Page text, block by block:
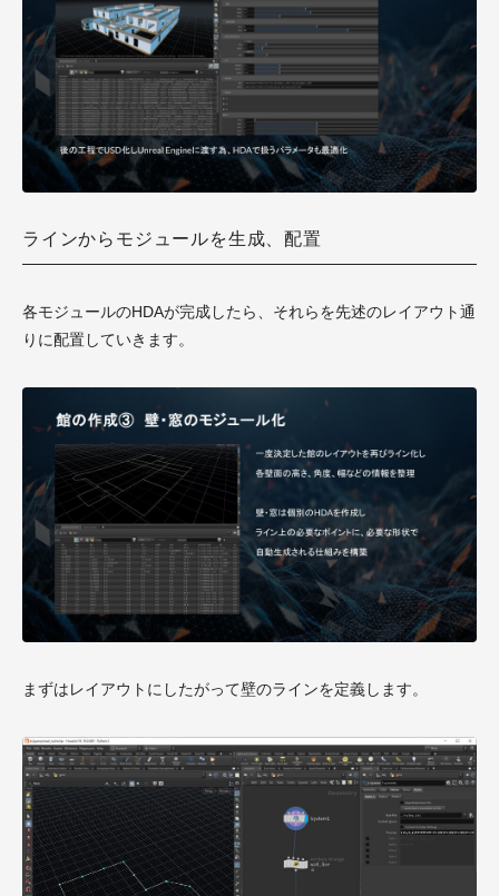
ラインからモジュールを生成、配置
各モジュールのHDAが完成したら、それらを先述のレイアウト通
りに配置していきます。
まずはレイアウトにしたがって壁のラインを定義します。